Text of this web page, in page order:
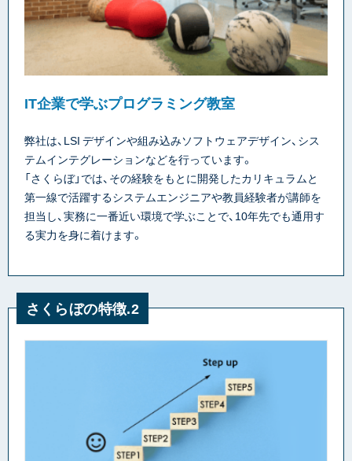
IT企業で学ぶプログラミング教室
弊社は、LSI デザインや組み込みソフトウェアデザイン、シス
テムインテグレーションなどを行っています。
「さくらぼ」では、その経験をもとに開発したカリキュラムと
第一線で活躍するシステムエンジニアや教員経験者が講師を
担当し、実務に一番近い環境で学ぶことで、10年先でも通用す
る実力を身に着けます。
さくらぼの特徴.2